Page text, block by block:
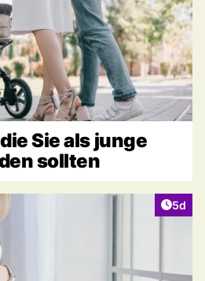
Sie als junge
sollten
5d